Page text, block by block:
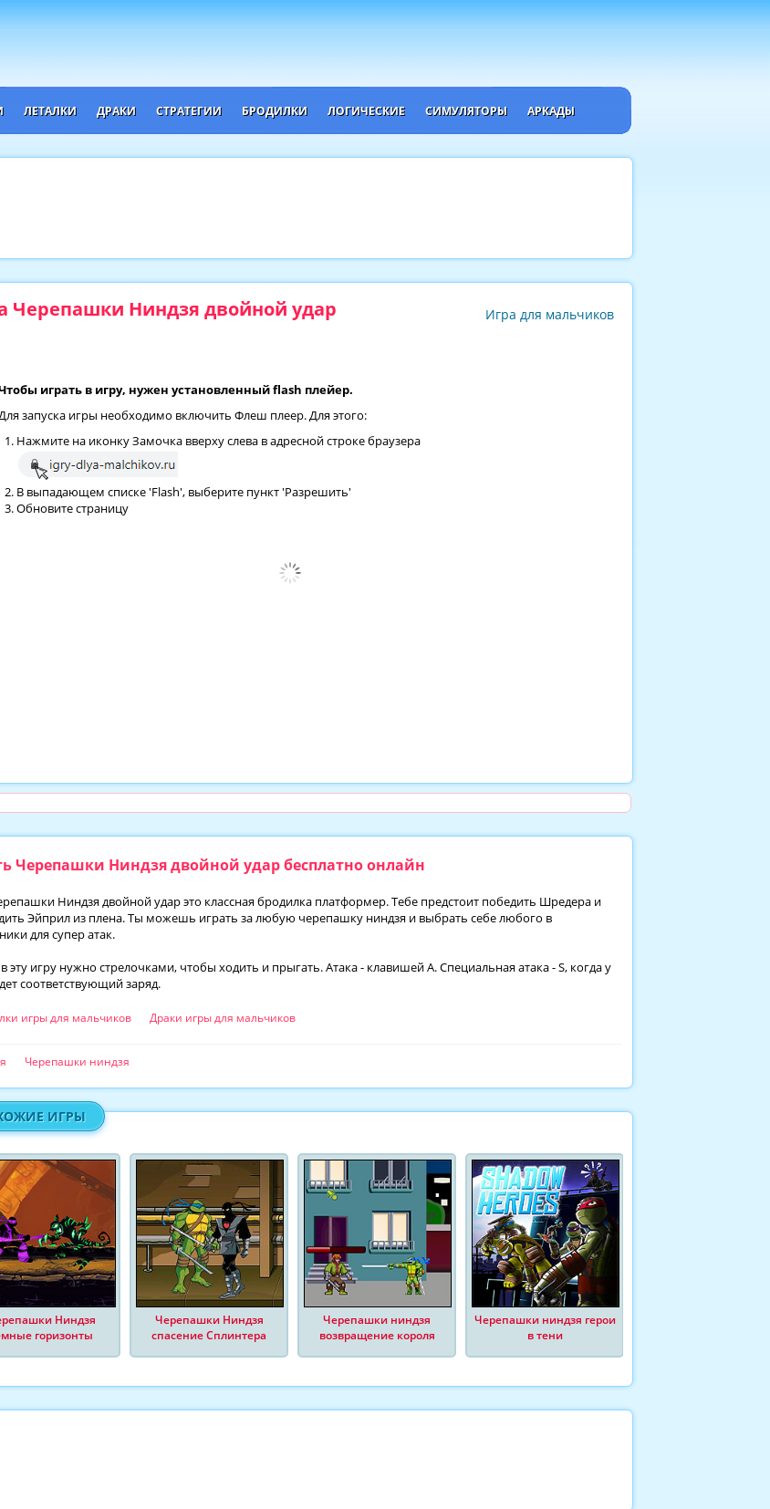
ЛЕТАЛКИ ДРАКИ СТРАТЕГИИ БРОДИЛКИ ЛОГИЧЕСКИЕ СИМУЛЯТОРЫ АРКАДЫ
Черепашки Ниндзя двойной удар Игра для мальчиков
играть в игру, нужен установленный flash плейер.
запуска игры необходимо включить Флеш плеер. Для этого:
Нажмите на иконку Замочка вверху слева в адресной строке браузера
В выпадающем списке 'Flash', выберите пункт 'Разрешить'
Обновите страницу
Черепашки Ниндзя двойной удар бесплатно онлайн
Ниндзя двойной удар это классная бродилка платформер. Тебе предстоит победить Шредера и
Эйприл из плена. Ты можешь играть за любую черепашку ниндзя и выбрать себе любого в
для супер атак.
эту игру нужно стрелочками, чтобы ходить и прыгать. Атака - клавишей A. Специальная атака - S, когда у
соответствующий заряд.
игры для мальчиков Драки игры для мальчиков
Черепашки ниндзя
ИГРЫ
Ниндзя
горизонты
Черепашки Ниндзя
спасение Сплинтера
Черепашки ниндзя
возвращение короля
Черепашки ниндзя герои
в тени